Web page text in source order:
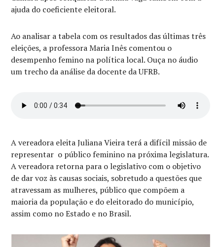
ajuda do coeficiente eleitoral.
Ao analisar a tabela com os resultados das últimas três
eleições, a professora Maria Inês comentou o
desempenho femino na política local. Ouça no áudio
um trecho da análise da docente da UFRB.
A vereadora eleita Juliana Vieira terá a difícil missão de
representar o público feminino na próxima legislatura.
A vereadora retorna para o legislativo com o objetivo
de dar voz às causas sociais, sobretudo a questões que
atravessam as mulheres, público que compõem a
maioria da população e do eleitorado do município,
assim como no Estado e no Brasil.